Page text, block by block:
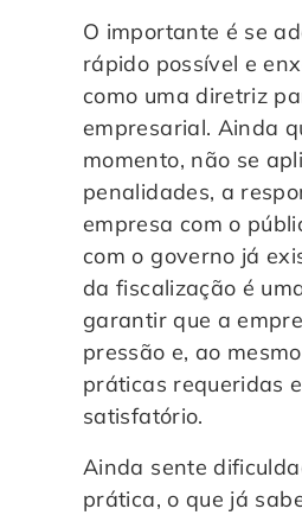
O importante é se
rápido possível e
como uma diretriz
empresarial. Ainda
momento, não se
penalidades, a
empresa com o
com o governo já
da fiscalização é
garantir que a
pressão e, ao
práticas requeridas
satisfatório.
Ainda sente
prática, o que já